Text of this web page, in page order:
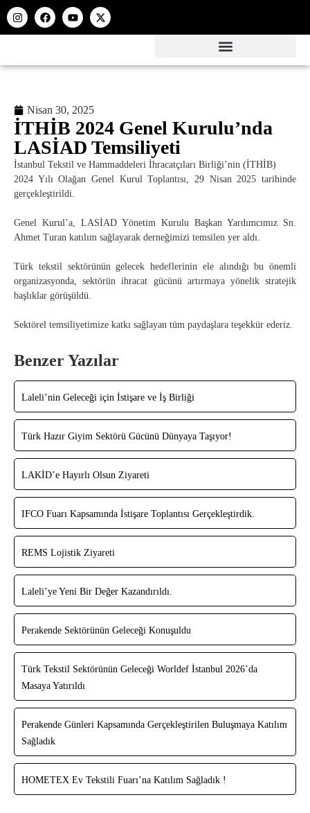
Nisan 30, 2025
İTHİB 2024 Genel Kurulu’nda
LASİAD Temsiliyeti
İstanbul Tekstil ve Hammaddeleri İhracatçıları Birliği’nin (İTHİB)
2024 Yılı Olağan Genel Kurul Toplantısı, 29 Nisan 2025 tarihinde
gerçekleştirildi.
Genel Kurul’a, LASİAD Yönetim Kurulu Başkan Yardımcımız Sn.
Ahmet Turan katılım sağlayarak derneğimizi temsilen yer aldı.
Türk tekstil sektörünün gelecek hedeflerinin ele alındığı bu önemli
organizasyonda, sektörün ihracat gücünü artırmaya yönelik stratejik
başlıklar görüşüldü.
Sektörel temsiliyetimize katkı sağlayan tüm paydaşlara teşekkür ederiz.
Benzer Yazılar
Laleli’nin Geleceği için İstişare ve İş Birliği
Türk Hazır Giyim Sektörü Gücünü Dünyaya Taşıyor!
LAKİD’e Hayırlı Olsun Ziyareti
IFCO Fuarı Kapsamında İstişare Toplantısı Gerçekleştirdik.
REMS Lojistik Ziyareti
Laleli’ye Yeni Bir Değer Kazandırıldı.
Perakende Sektörünün Geleceği Konuşuldu
Türk Tekstil Sektörünün Geleceği Worldef İstanbul 2026’da
Masaya Yatırıldı
Perakende Günleri Kapsamında Gerçekleştirilen Buluşmaya Katılım
Sağladık
HOMETEX Ev Tekstili Fuarı’na Katılım Sağladık !